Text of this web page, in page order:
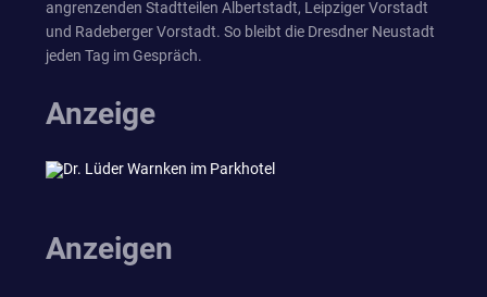
angrenzenden Stadtteilen Albertstadt, Leipziger Vorstadt
und Radeberger Vorstadt. So bleibt die Dresdner Neustadt
jeden Tag im Gespräch.
Anzeige
Anzeigen